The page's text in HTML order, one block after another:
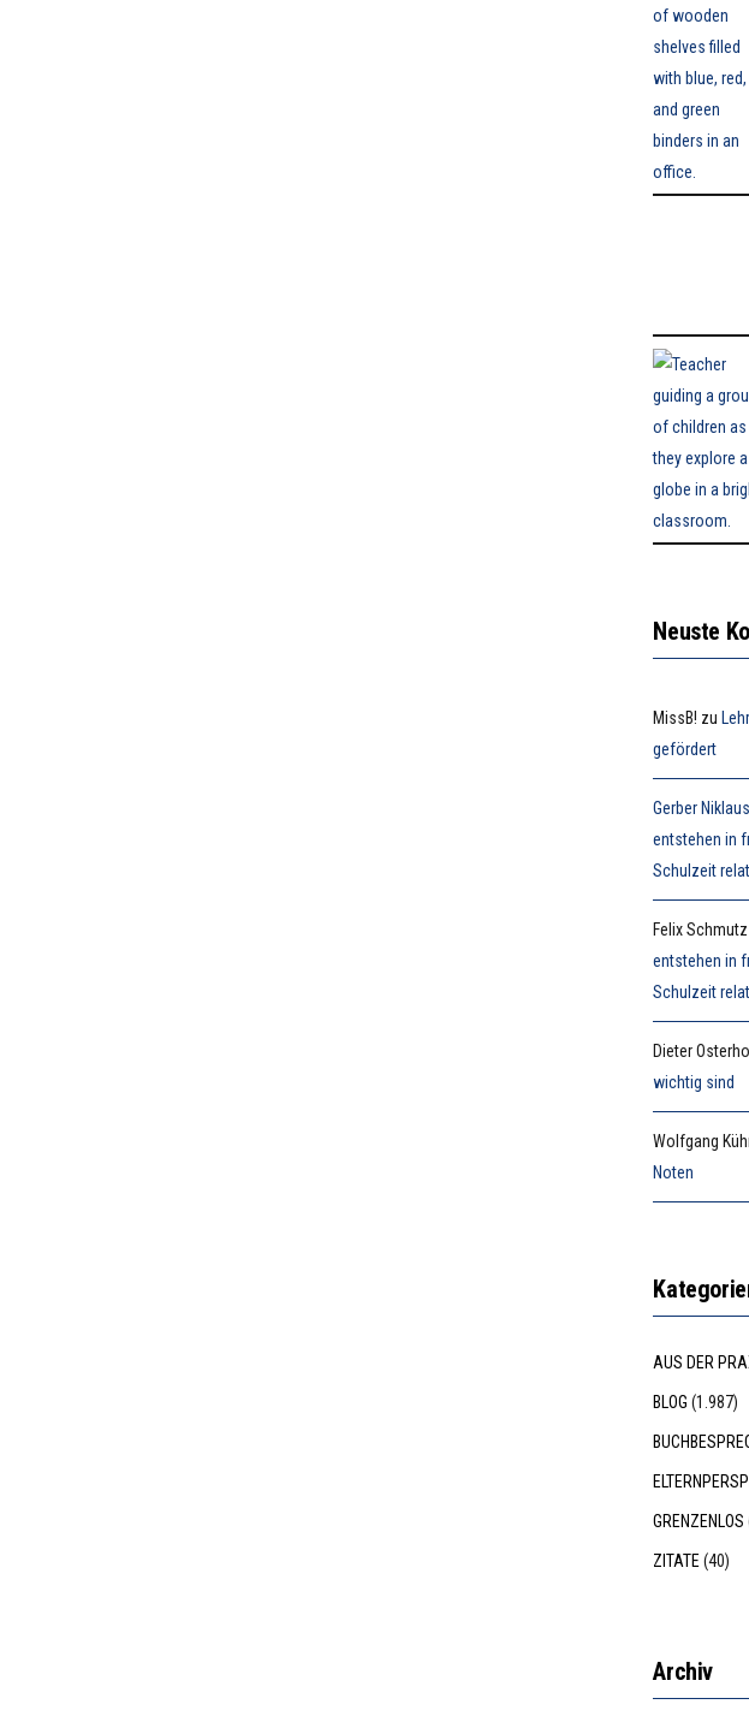
Neuste
MissB! zu
gefördert
Gerber Niklaus
entstehen in
Schulzeit
Felix Schmutz
entstehen in
Schulzeit
Dieter
wichtig sind
Wolfgang
Noten
AUS DER
BLOG (1.987)
GRENZENLOS
ZITATE(40)
Archiv